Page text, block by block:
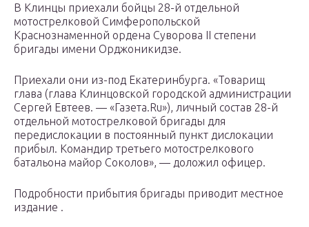
В Клинцы приехали бойцы 28-й отдельной
мотострелковой Симферопольской
Краснознаменной ордена Суворова II степени
бригады имени Орджоникидзе.
Приехали они из-под Екатеринбурга. «Товарищ
глава (глава Клинцовской городской администрации
Сергей Евтеев. — «Газета.Ru»), личный состав 28-й
отдельной мотострелковой бригады для
передислокации в постоянный пункт дислокации
прибыл. Командир третьего мотострелкового
батальона майор Соколов», — доложил офицер.
Подробности прибытия бригады приводит местное
издание .